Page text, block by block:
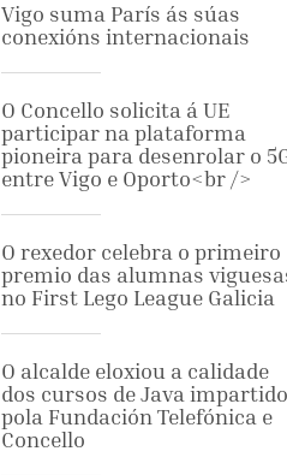
Vigo suma París ás súas
conexións internacionais
O Concello solicita á UE
participar na plataforma
pioneira para desenrolar o
entre Vigo e Oporto<br />
O rexedor celebra o primeiro
premio das alumnas
no First Lego League Galicia
O alcalde eloxiou a calidade
dos cursos de Java
pola Fundación Telefónica e
Concello